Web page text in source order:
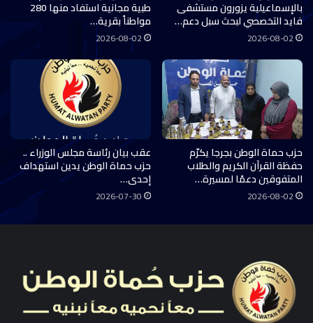
بالإسماعيلية يزورون مستشفى
فايد التخصصي لبحث سبل دعم…
2026-08-02
طبية مجانية استفاد منها 280
مواطناً بقرية…
2026-08-02
حزب حماة الوطن بجرجا يكرّم
حفظة القرآن الكريم والطلاب
المتفوقين دعمًا لمسيرة…
2026-08-02
عقب بيان رئاسة مجلس الوزراء ..
حزب حماة الوطن يدين استهداف
إحدى…
2026-07-30